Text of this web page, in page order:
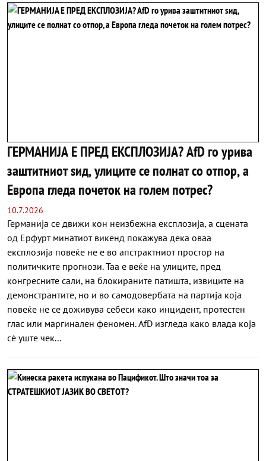
ГЕРМАНИЈА Е ПРЕД ЕКСПЛОЗИЈА? АfD го урива
заштитниот ѕид, улиците се полнат со отпор, а
Европа гледа почеток на голем потрес?
10.7.2026
Германија се движи кон неизбежна експлозија, а сцената
од Ерфурт минатиот викенд покажува дека оваа
експлозија повеќе не е во апстрактниот простор на
политичките прогнози. Таа е веќе на улиците, пред
конгресните сали, на блокираните патишта, извиците на
демонстрантите, но и во самодовербата на партија која
повеќе не се доживува себеси како инцидент, протестен
глас или маргинален феномен. AfD изгледа како влада која
сè уште чек...